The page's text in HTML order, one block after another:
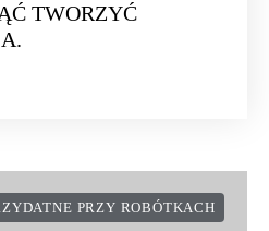
TWORZYĆ
PRZY ROBÓTKACH